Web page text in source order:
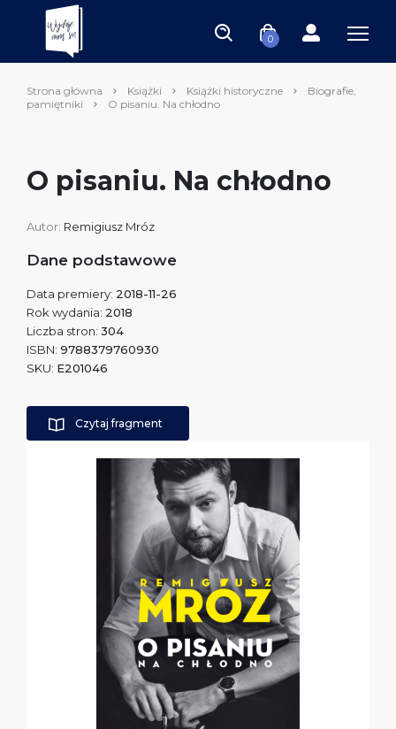
0
Strona główna Książki Książki historyczne
Biografie,
pamiętniki
O pisaniu. Na chłodno
O pisaniu. Na chłodno
Autor: Remigiusz Mróz
Dane podstawowe
Data premiery: 2018-11-26
Rok wydania: 2018
Liczba stron: 304
ISBN: 9788379760930
SKU: E201046
Czytaj fragment